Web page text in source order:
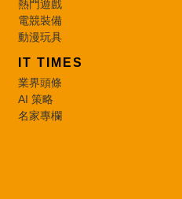
熱門遊戲
電競裝備
動漫玩具
IT TIMES
業界頭條
AI 策略
名家專欄